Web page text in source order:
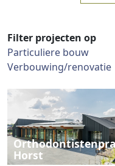
Filter projecten op
Particuliere bouw
Verbouwing/renovatie
Horst